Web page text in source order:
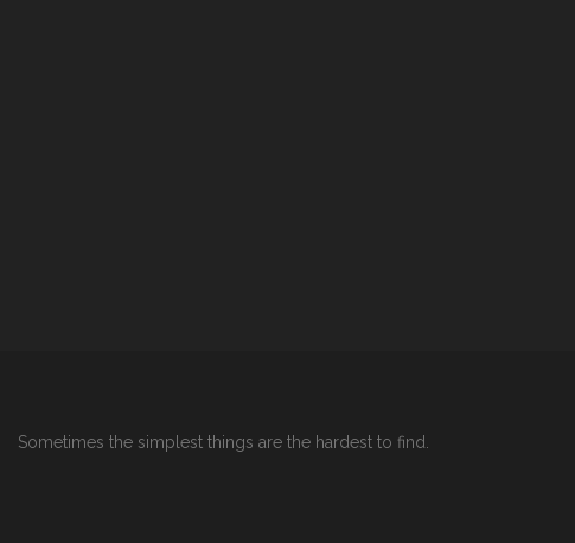
Sometimes the simplest things are the hardest to find.